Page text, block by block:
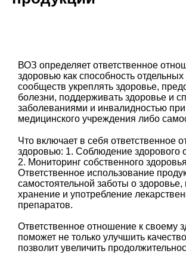
ВОЗ определяет ответственное
здоровью как способность
сообществ укреплять здоровье,
болезни, поддерживать здоровье и
заболеваниями и инвалидностью
медицинского учреждения либо
Что включает в себя ответственное
здоровью: 1. Соблюдение здорового
2. Мониторинг собственного
Ответственное использование
самостоятельной заботы о
хранение и употребление
препаратов.
Ответственное отношение к своему
поможет не только улучшить
позволит увеличить